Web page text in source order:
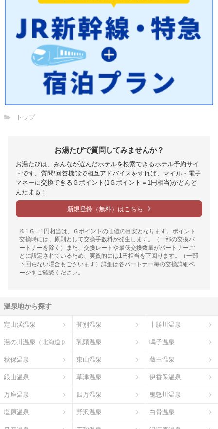
トップ
お湯たびで質問してみませんか？
お湯たびは、みんなが選んだホテルを検索できるホテル予約サイ
トです。質問/回答機能で相互アドバイスをすれば、マイル・電子
マネーに交換できるＧポイント(1Ｇポイント＝1円相当)がどんど
んたまる！
新規登録（無料）はこちら
※1Ｇ＝1円相当は、Ｇポイントの価値の目安となります。ポイント
交換時には、原則として交換手数料が発生します。（一部の交換パ
ートナーを除く）また、交換レートや最低交換数量がパートナーご
とに設定されているため、実質的には1円相当を下回ります。（一部
下回らない場合もございます）詳細は各パートナー毎の交換詳細ペ
ージをご確認ください。
温泉地から探す
定山渓温泉 登別温泉 十勝川温泉
湯の川温泉（北海道） 乳頭温泉 鳴子温泉
秋保温泉 東山温泉 蔵王温泉
銀山温泉 草津温泉 伊香保温泉
万座温泉 四万温泉 鬼怒川温泉
塩原温泉 野沢温泉 白骨温泉